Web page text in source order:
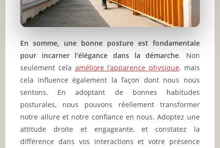
En somme, une bonne posture est fondamentale
pour incarner l’élégance dans la démarche. Non
seulement cela améliore l’apparence physique, mais
cela influence également la façon dont nous nous
sentons. En adoptant de bonnes habitudes
posturales, nous pouvons réellement transformer
notre allure et notre confiance en nous. Adoptez une
attitude droite et engageante, et constatez la
différence dans vos interactions et votre présence